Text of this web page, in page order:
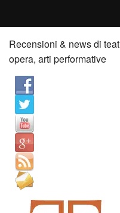
Home
Recensioni
Anticipazioni
News
Palazzi consiglia
Video
Chi siamo
Recensioni & news di
opera, arti performative